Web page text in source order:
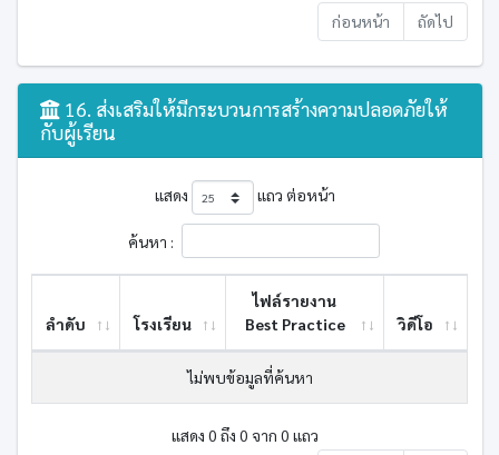
ก่อนหน้า
ถัดไป
16. ส่งเสริมให้มีกระบวนการสร้างความปลอดภัยให้
กับผู้เรียน
แสดง แถว ต่อหน้า
ค้นหา :
ลำดับ โรงเรียน
ไฟล์รายงาน
Best ​Practice
วิดีโอ
ไม่พบข้อมูลที่ค้นหา
แสดง 0 ถึง 0 จาก 0 แถว